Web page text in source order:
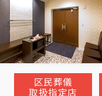
区民葬儀
取扱指定店